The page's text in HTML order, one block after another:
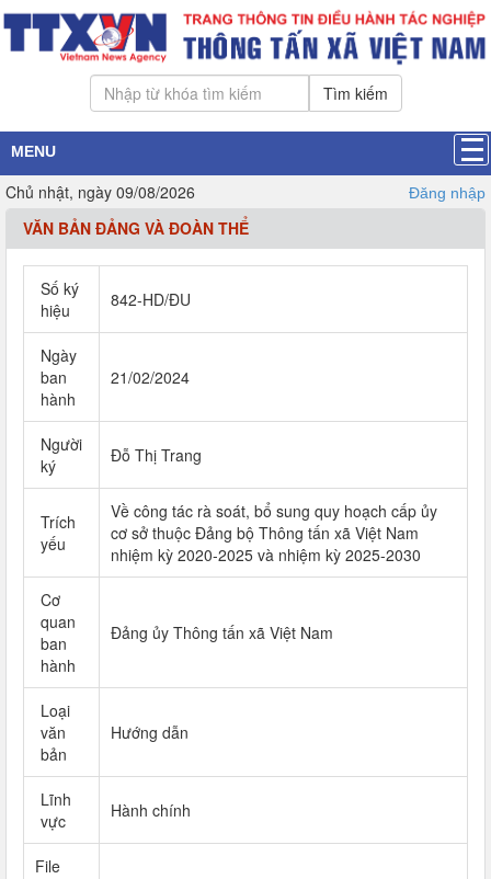
Tìm kiếm
MENU
Chủ nhật, ngày 09/08/2026 Đăng nhập
VĂN BẢN ĐẢNG VÀ ĐOÀN THỂ
Số ký
hiệu
842-HD/ĐU
Ngày
ban
hành
21/02/2024
Người
ký
Đỗ Thị Trang
Trích
yếu
Về công tác rà soát, bổ sung quy hoạch cấp ủy
cơ sở thuộc Đảng bộ Thông tấn xã Việt Nam
nhiệm kỳ 2020-2025 và nhiệm kỳ 2025-2030
Cơ
quan
ban
hành
Đảng ủy Thông tấn xã Việt Nam
Loại
văn
bản
Hướng dẫn
Lĩnh
vực
Hành chính
File